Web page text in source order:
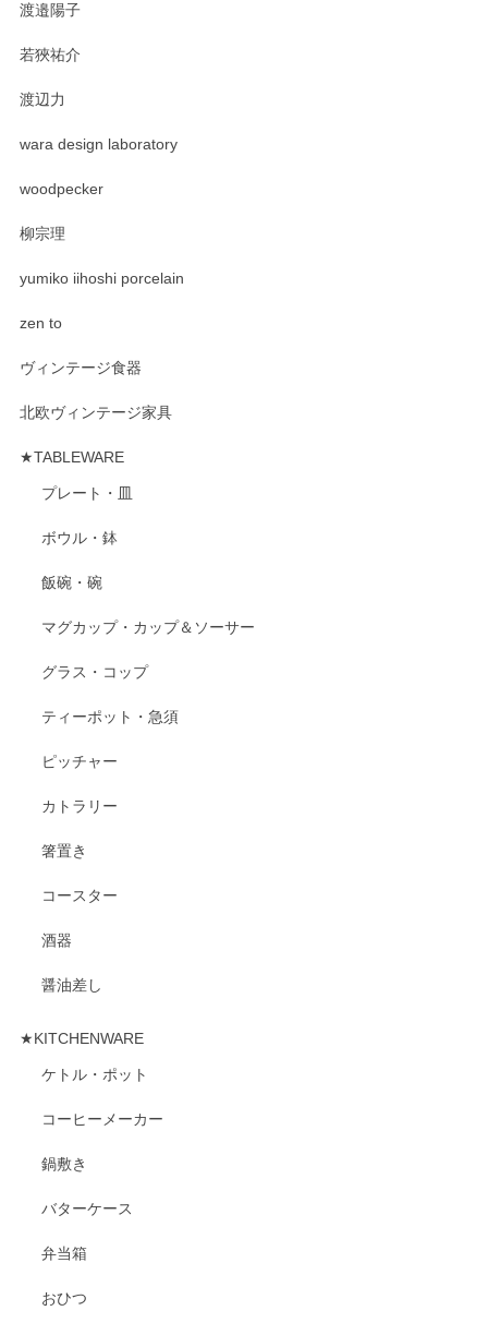
渡邉陽子
若狹祐介
渡辺力
wara design laboratory
woodpecker
柳宗理
yumiko iihoshi porcelain
zen to
ヴィンテージ食器
北欧ヴィンテージ家具
★TABLEWARE
プレート・皿
ボウル・鉢
飯碗・碗
マグカップ・カップ＆ソーサー
グラス・コップ
ティーポット・急須
ピッチャー
カトラリー
箸置き
コースター
酒器
醤油差し
★KITCHENWARE
ケトル・ポット
コーヒーメーカー
鍋敷き
バターケース
弁当箱
おひつ